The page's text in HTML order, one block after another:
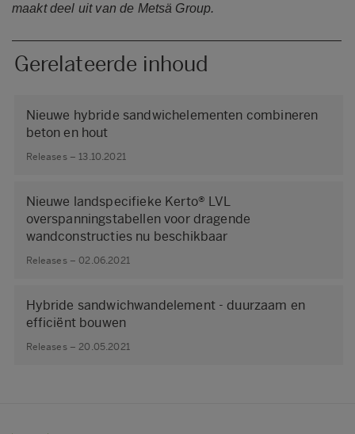
maakt deel uit van de Metsä Group.
Gerelateerde inhoud
Nieuwe hybride sandwichelementen combineren
beton en hout
Releases – 13.10.2021
Nieuwe landspecifieke Kerto® LVL
overspanningstabellen voor dragende
wandconstructies nu beschikbaar
Releases – 02.06.2021
Hybride sandwichwandelement - duurzaam en
efficiënt bouwen
Releases – 20.05.2021